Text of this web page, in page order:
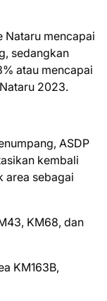
Nataru mencapai
sedangkan
atau mencapai
2023.
ASDP
kembali
area sebagai
KM68, dan
KM163B,